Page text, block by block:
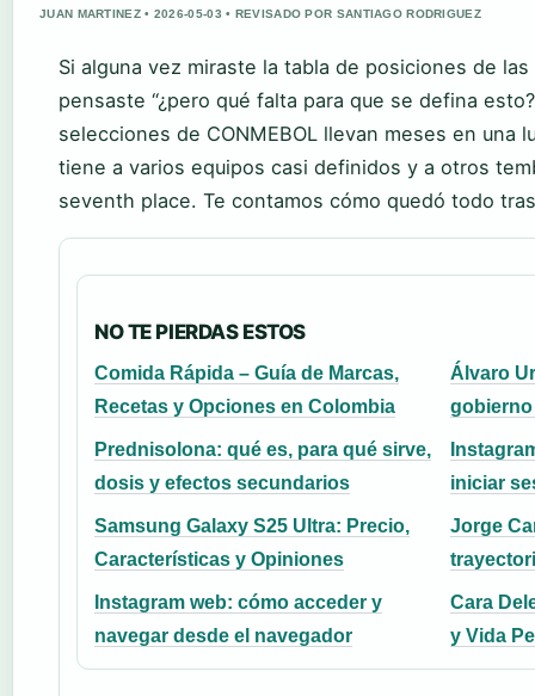
JUAN MARTINEZ • 2026-05-03 • REVISADO POR SANTIAGO RODRIGUEZ
Si alguna vez miraste la tabla de posiciones de
pensaste “¿pero qué falta para que se defina
selecciones de CONMEBOL llevan meses en una
tiene a varios equipos casi definidos y a otros
seventh place. Te contamos cómo quedó todo
NO TE PIERDAS ESTOS
Comida Rápida – Guía de Marcas,
Recetas y Opciones en Colombia
Álvaro
Prednisolona: qué es, para qué sirve,
dosis y efectos secundarios
iniciar
Samsung Galaxy S25 Ultra: Precio,
Características y Opiniones
Jorge
Instagram web: cómo acceder y
navegar desde el navegador
Cara
y Vida